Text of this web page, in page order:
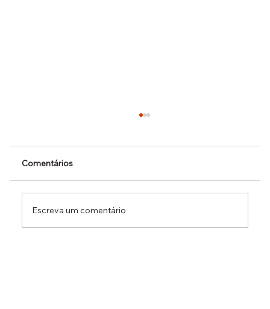
Comentários
Escreva um comentário